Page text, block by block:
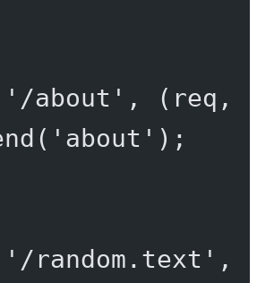
'/about' , ( req ,
( 'about' );
'/random.text' ,